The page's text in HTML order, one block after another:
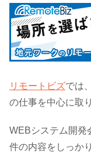
リモートビズでは
の仕事を中心に取
WEBシステム開発
件の内容をしっか